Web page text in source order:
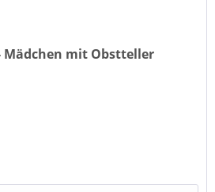
Mädchen mit Obstteller